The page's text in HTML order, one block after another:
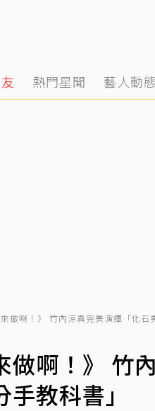
熱門星聞 藝人動態
來做啊！》 竹內涼真完美演繹「化石
做啊！》 竹
教科書」